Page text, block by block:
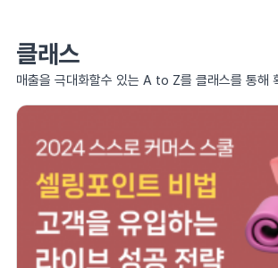
클래스
매출을 극대화할수 있는 A to Z를 클래스를 통해